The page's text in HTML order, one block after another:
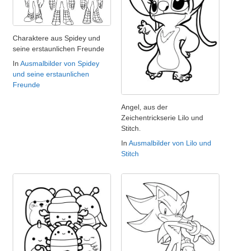
Charaktere aus Spidey und
seine erstaunlichen Freunde
In Ausmalbilder von Spidey
und seine erstaunlichen
Freunde
Angel, aus der
Zeichentrickserie Lilo und
Stitch.
In Ausmalbilder von Lilo und
Stitch